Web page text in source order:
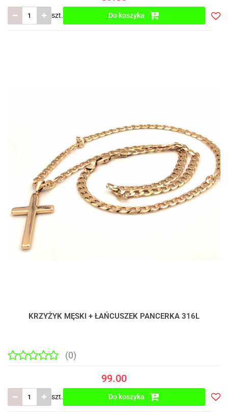
szt. Do koszyka
KRZYŻYK MĘSKI + ŁAŃCUSZEK PANCERKA 316L
(0)
99.00
szt. Do koszyka